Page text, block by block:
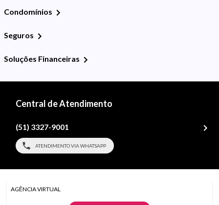
Condomínios
Seguros
Soluções Financeiras
Central de Atendimento
(51) 3327-9001
ATENDIMENTO VIA WHATSAPP
AGÊNCIA VIRTUAL